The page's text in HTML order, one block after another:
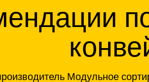
Модульное